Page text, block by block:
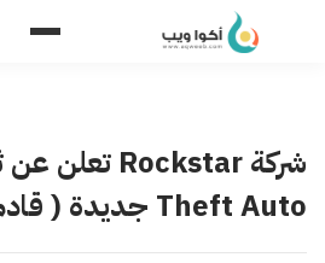
Theft Auto جديدة ( قادمة للموبايل )